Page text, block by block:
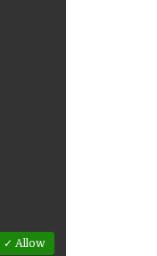
✓ Allow